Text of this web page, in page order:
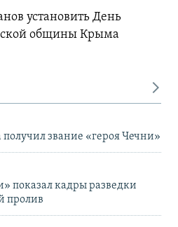
установить День
общины Крыма
звание «героя Чечни»
показал кадры разведки
пролив